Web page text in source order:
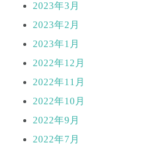
2023年3月
2023年2月
2023年1月
2022年12月
2022年11月
2022年10月
2022年9月
2022年7月